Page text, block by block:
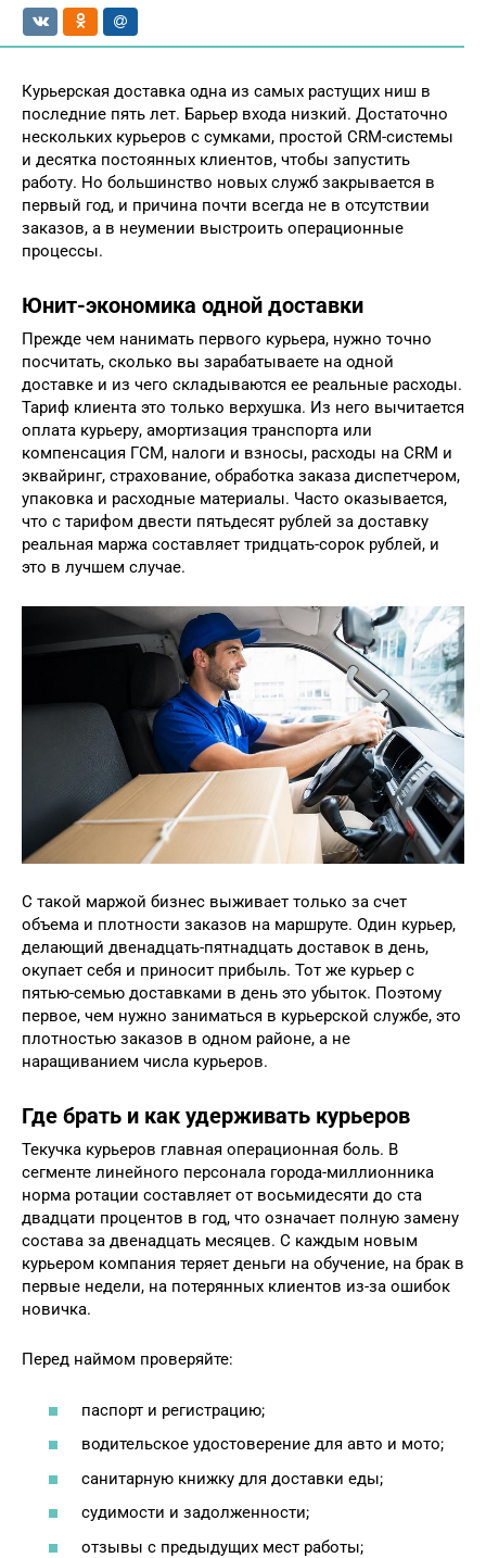
Курьерская доставка одна из самых растущих ниш в
последние пять лет. Барьер входа низкий. Достаточно
нескольких курьеров с сумками, простой CRM-системы
и десятка постоянных клиентов, чтобы запустить
работу. Но большинство новых служб закрывается в
первый год, и причина почти всегда не в отсутствии
заказов, а в неумении выстроить операционные
процессы.
Юнит-экономика одной доставки
Прежде чем нанимать первого курьера, нужно точно
посчитать, сколько вы зарабатываете на одной
доставке и из чего складываются ее реальные расходы.
Тариф клиента это только верхушка. Из него вычитается
оплата курьеру, амортизация транспорта или
компенсация ГСМ, налоги и взносы, расходы на CRM и
эквайринг, страхование, обработка заказа диспетчером,
упаковка и расходные материалы. Часто оказывается,
что с тарифом двести пятьдесят рублей за доставку
реальная маржа составляет тридцать-сорок рублей, и
это в лучшем случае.
С такой маржой бизнес выживает только за счет
объема и плотности заказов на маршруте. Один курьер,
делающий двенадцать-пятнадцать доставок в день,
окупает себя и приносит прибыль. Тот же курьер с
пятью-семью доставками в день это убыток. Поэтому
первое, чем нужно заниматься в курьерской службе, это
плотностью заказов в одном районе, а не
наращиванием числа курьеров.
Где брать и как удерживать курьеров
Текучка курьеров главная операционная боль. В
сегменте линейного персонала города-миллионника
норма ротации составляет от восьмидесяти до ста
двадцати процентов в год, что означает полную замену
состава за двенадцать месяцев. С каждым новым
курьером компания теряет деньги на обучение, на брак в
первые недели, на потерянных клиентов из-за ошибок
новичка.
Перед наймом проверяйте:
паспорт и регистрацию;
водительское удостоверение для авто и мото;
санитарную книжку для доставки еды;
судимости и задолженности;
отзывы с предыдущих мест работы;